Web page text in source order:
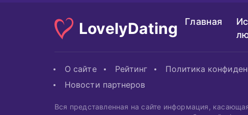
LovelyDating Главная
О сайте Рейтинг Политика
Новости партнеров
Вся представленная на сайте информация,